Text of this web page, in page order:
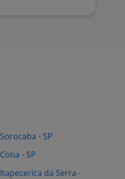
Sorocaba - SP
Cotia - SP
Itapecerica da Serra -